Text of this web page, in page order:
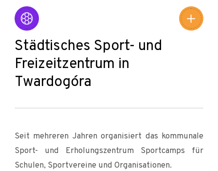
Städtisches Sport- und
Freizeitzentrum in
Twardogóra
Seit mehreren Jahren organisiert das kommunale
Sport- und Erholungszentrum Sportcamps für
Schulen, Sportvereine und Organisationen.